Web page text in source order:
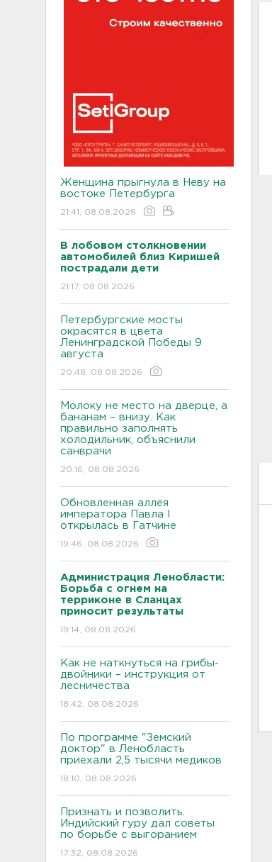
Женщина прыгнула в Неву на
востоке Петербурга
21:41, 08.08.2026
В лобовом столкновении
автомобилей близ Киришей
пострадали дети
21:17, 08.08.2026
Петербургские мосты
окрасятся в цвета
Ленинградской Победы 9
августа
20:48, 08.08.2026
Молоку не место на дверце, а
бананам – внизу. Как
правильно заполнять
холодильник, объяснили
санврачи
20:16, 08.08.2026
Обновленная аллея
императора Павла I
открылась в Гатчине
19:46, 08.08.2026
Администрация Ленобласти:
Борьба с огнем на
терриконе в Сланцах
приносит результаты
19:14, 08.08.2026
Как не наткнуться на грибы-
двойники – инструкция от
лесничества
18:42, 08.08.2026
По программе "Земский
доктор" в Ленобласть
приехали 2,5 тысячи медиков
18:10, 08.08.2026
Признать и позволить.
Индийский гуру дал советы
по борьбе с выгоранием
17:32, 08.08.2026